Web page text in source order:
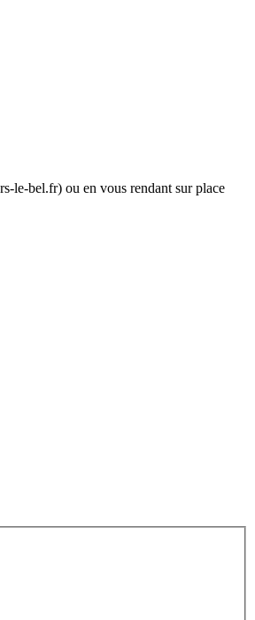
le-bel.fr) ou en vous rendant sur place